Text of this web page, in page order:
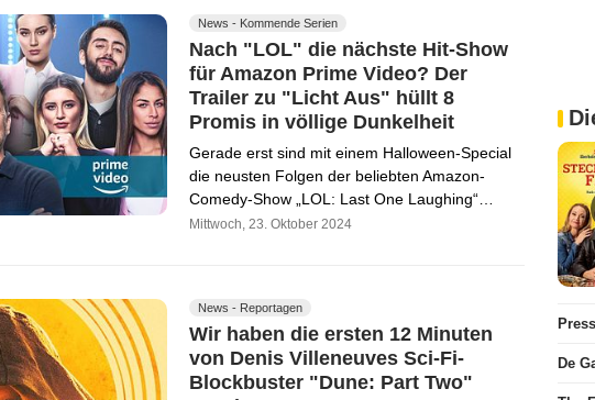
News - Kommende Serien
Nach "LOL" die nächste Hit-Show
für Amazon Prime Video? Der
Trailer zu "Licht Aus" hüllt 8
Promis in völlige Dunkelheit
Gerade erst sind mit einem Halloween-Special
die neusten Folgen der beliebten Amazon-
Comedy-Show „LOL: Last One Laughing“…
Mittwoch, 23. Oktober 2024
News - Reportagen
Wir haben die ersten 12 Minuten
von Denis Villeneuves Sci-Fi-
Blockbuster "Dune: Part Two"
De